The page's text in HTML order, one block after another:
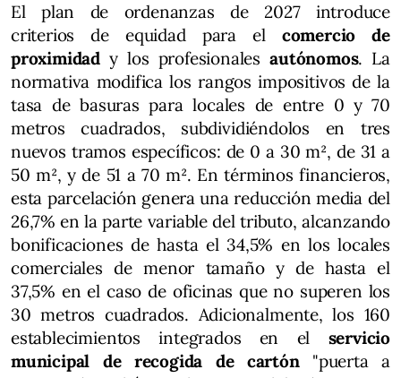
El plan de ordenanzas de 2027 introduce
criterios de equidad para el comercio de
proximidad y los profesionalesautónomos. La
normativa modifica los rangos impositivos de la
tasa de basuras para locales de entre 0 y 70
metros cuadrados, subdividiéndolos en tres
nuevos tramos específicos: de 0 a 30 m², de 31 a
50 m², y de 51 a 70 m². En términos financieros,
esta parcelación genera una reducción media del
26,7% en la parte variable del tributo, alcanzando
bonificaciones de hasta el 34,5% en los locales
comerciales de menor tamaño y de hasta el
37,5% en el caso de oficinas que no superen los
30 metros cuadrados. Adicionalmente, los 160
establecimientos integrados en el servicio
municipal de recogida de cartón"puerta a